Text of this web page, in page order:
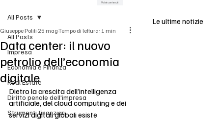
All Posts
Impresa
Economia e Finanza
Real Estate
Diritto penale dell'impresa
Strumenti finanziari
All Posts
Data center: il nuovo
petrolio dell’economia
digitale
Giuseppe Politi 25 magTempo di lettura: 1 min
Dietro la crescita dell’intelligenza
artificiale, del cloud computing e dei
servizi digitali globali esiste
Le ultime notizie
Vai ai contenuti